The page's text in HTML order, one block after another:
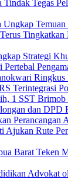
Tegas
Strategi
Terintegrasi
1 SST
dan DPD
Perancangan
Ajukan Rute
Barat Teken
Advokat